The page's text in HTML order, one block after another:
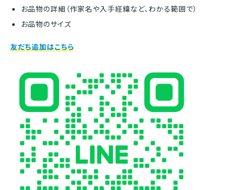
お品物の詳細（作家名や入手経緯など、わかる範囲で）
お品物のサイズ
友だち追加はこちら